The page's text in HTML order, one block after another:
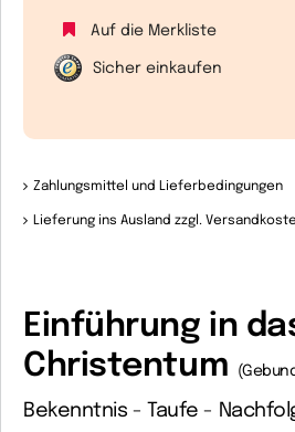
Auf die Merkliste
Sicher einkaufen
Zahlungsmittel und Lieferbedingungen
Lieferung ins Ausland zzgl.
Einführung in
Christentum
Bekenntnis - Taufe -